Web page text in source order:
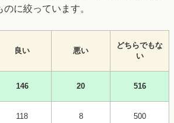
に絞っています。
良い 悪い
どちらでもな
い
146 20 516
118 8 500